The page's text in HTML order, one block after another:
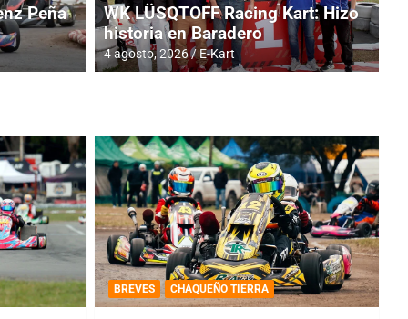
Peña
WK LÜSQTOFF Racing Kart: Hizo
historia en Baradero
4 agosto, 2026 E-Kart
BREVES CHAQUEÑO TIERRA
COBERTURA ESPECIAL DE E-KART.COM.AR
08/09-AGO
IAME SERIES ARGENTINA 6